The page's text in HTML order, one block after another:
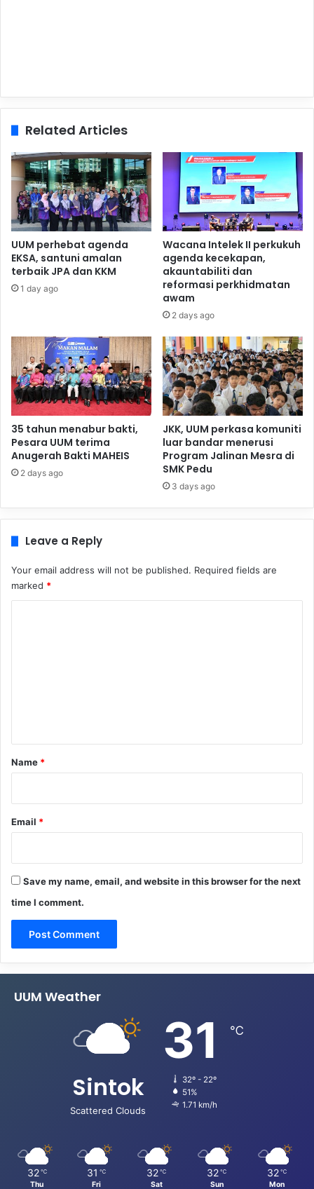
Related Articles
UUM perhebat agenda
EKSA, santuni amalan
terbaik JPA dan KKM
1 day ago
Wacana Intelek II perkukuh
agenda kecekapan,
akauntabiliti dan
reformasi perkhidmatan
awam
2 days ago
35 tahun menabur bakti,
Pesara UUM terima
Anugerah Bakti MAHEIS
2 days ago
JKK, UUM perkasa komuniti
luar bandar menerusi
Program Jalinan Mesra di
SMK Pedu
3 days ago
Leave a Reply
Your email address will not be published. Required fields are
marked *
*
Name *
Email *
Save my name, email, and website in this browser for the next
time I comment.
UUM Weather
Sintok
Scattered Clouds
31 ℃
32º - 22º
51%
1.71 km/h
32 ℃
Thu
31 ℃
Fri
32 ℃
Sat
32 ℃
Sun
32 ℃
Mon